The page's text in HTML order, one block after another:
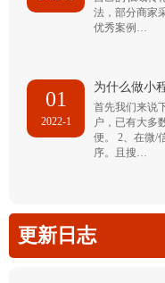
法，部分商家
优秀案例…
01
2022-1
为什么做小
首先我们来说
户，已有大多
便。 2、在微/
序。且搜…
更新日志